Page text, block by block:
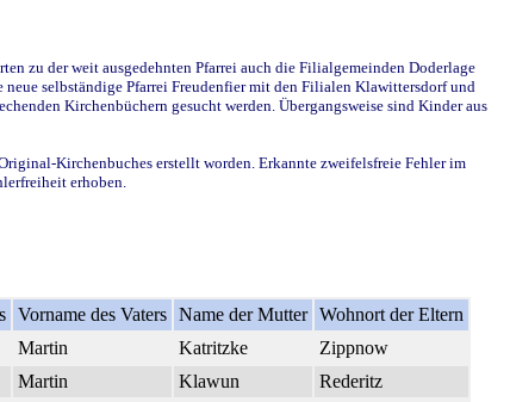
zu der weit ausgedehnten Pfarrei auch die Filialgemeinden Doderlage
selbständige Pfarrei Freudenfier mit den Filialen Klawittersdorf und
Kirchenbüchern gesucht werden. Übergangsweise sind Kinder aus
Kirchenbuches erstellt worden. Erkannte zweifelsfreie Fehler im
erhoben.
Vorname des Vaters Name der Mutter Wohnort der Eltern
Martin Katritzke
Zippnow
Martin Klawun
Rederitz